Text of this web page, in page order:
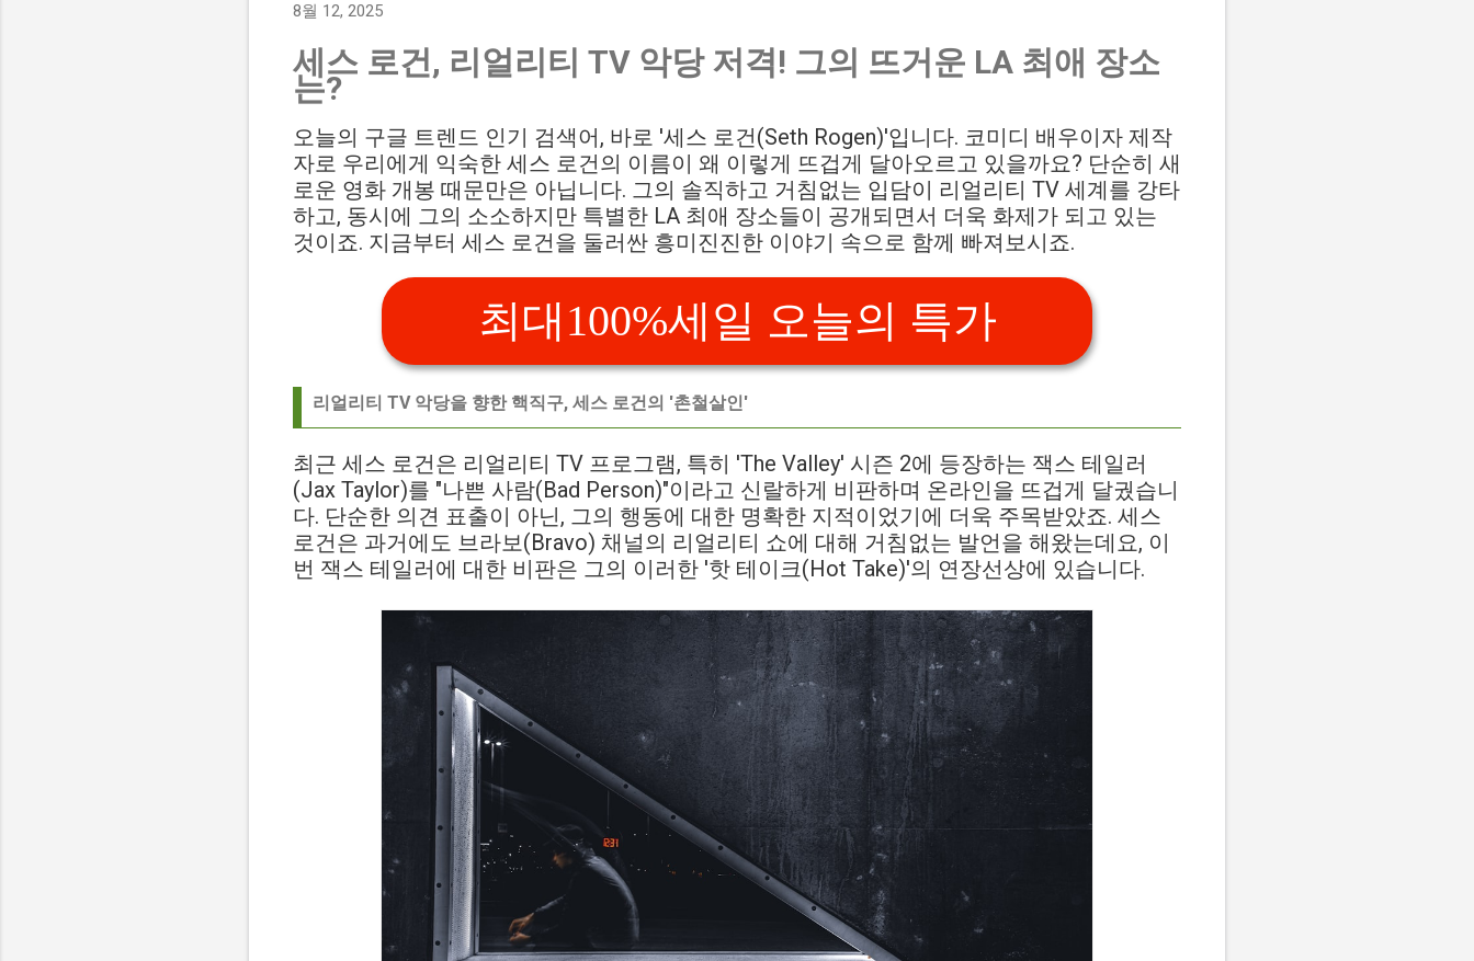
8월 12, 2025
세스 로건, 리얼리티 TV 악당 저격! 그의 뜨거운 LA 최애 장소
는?
오늘의 구글 트렌드 인기 검색어, 바로 '세스 로건(Seth Rogen)'입니다. 코미디 배우이자 제작
자로 우리에게 익숙한 세스 로건의 이름이 왜 이렇게 뜨겁게 달아오르고 있을까요? 단순히 새
로운 영화 개봉 때문만은 아닙니다. 그의 솔직하고 거침없는 입담이 리얼리티 TV 세계를 강타
하고, 동시에 그의 소소하지만 특별한 LA 최애 장소들이 공개되면서 더욱 화제가 되고 있는
것이죠. 지금부터 세스 로건을 둘러싼 흥미진진한 이야기 속으로 함께 빠져보시죠.
최대100%세일 오늘의 특가
리얼리티 TV 악당을 향한 핵직구, 세스 로건의 '촌철살인'
최근 세스 로건은 리얼리티 TV 프로그램, 특히 'The Valley' 시즌 2에 등장하는 잭스 테일러
(Jax Taylor)를 "나쁜 사람(Bad Person)"이라고 신랄하게 비판하며 온라인을 뜨겁게 달궜습니
다. 단순한 의견 표출이 아닌, 그의 행동에 대한 명확한 지적이었기에 더욱 주목받았죠. 세스
로건은 과거에도 브라보(Bravo) 채널의 리얼리티 쇼에 대해 거침없는 발언을 해왔는데요, 이
번 잭스 테일러에 대한 비판은 그의 이러한 '핫 테이크(Hot Take)'의 연장선상에 있습니다.